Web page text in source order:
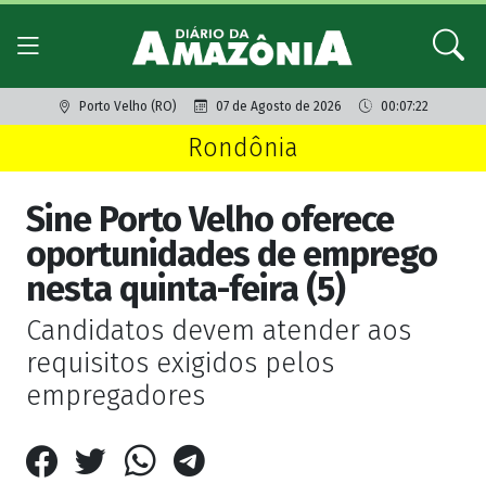
Porto Velho (RO) 07 de Agosto de 2026 00:07:22
Rondônia
Sine Porto Velho oferece
oportunidades de emprego
nesta quinta-feira (5)
Candidatos devem atender aos
requisitos exigidos pelos
empregadores